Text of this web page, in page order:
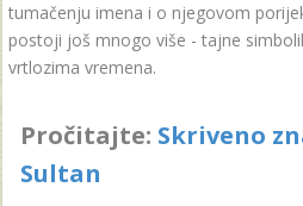
tumačenju imena i o njegovom
postoji još mnogo više - tajne
vrtlozima vremena.
Pročitajte: Skriveno
Sultan